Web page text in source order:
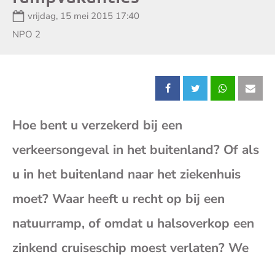
Datum:
vrijdag, 15 mei 2015 17:40
Zender:
NPO 2
Deel
dit
bericht
op
Facebook
Deel
bericht
op
X
Deel
bericht
Hoe bent u verzekerd bij een
verkeersongeval in het buitenland? Of als
u in het buitenland naar het ziekenhuis
moet? Waar heeft u recht op bij een
natuurramp, of omdat u halsoverkop een
zinkend cruiseschip moest verlaten? We